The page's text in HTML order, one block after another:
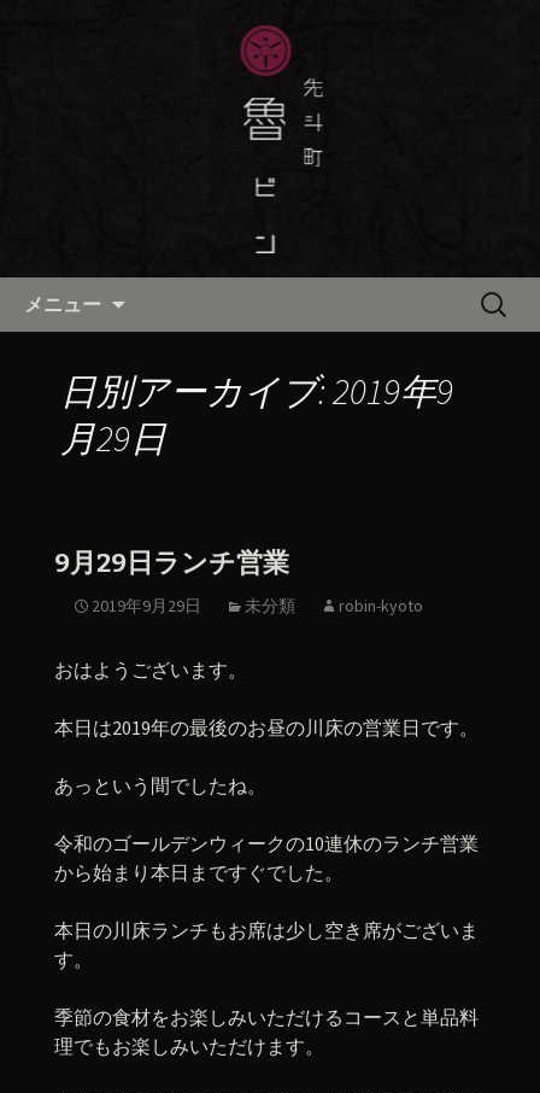
京都・先斗町の京料理・和食
「魯ビン（ろびん）」の公式ブ
京都・先斗町の京町家で美味しい季節
の京料理・和食が自慢の「魯ビン（ろ
びん）」がお店からのお知らせや、お
料理について最新情報をおとどけしま
メニュー
検
日別アーカイブ: 2019年9
月29日
9月29日ランチ営業
2019年9月29日 未分類 robin-kyoto
おはようございます。
本日は2019年の最後のお昼の川床の営業日です。
あっという間でしたね。
令和のゴールデンウィークの10連休のランチ営業
から始まり本日まですぐでした。
本日の川床ランチもお席は少し空き席がございま
す。
季節の食材をお楽しみいただけるコースと単品料
理でもお楽しみいただけます。